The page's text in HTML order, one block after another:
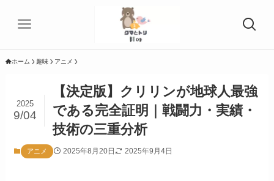
ホーム 趣味 アニメ
【決定版】クリリンが地球人最強
である完全証明｜戦闘力・実績・
技術の三重分析
2025
9/04
アニメ 2025年8月20日 2025年9月4日